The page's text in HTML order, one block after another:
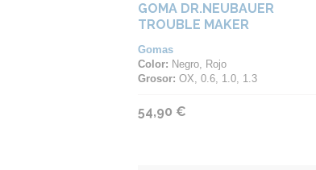
GOMA DR.NEUBAUER
TROUBLE MAKER
Gomas
Color: Negro, Rojo
Grosor: OX, 0.6, 1.0, 1.3
54,90 €